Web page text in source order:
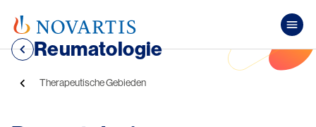
Reumatologie
Kruimelpad
Therapeutische Gebieden